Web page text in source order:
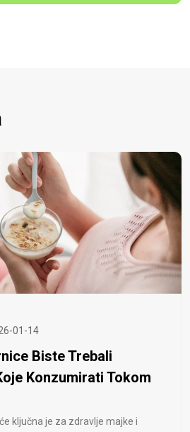
01-14
Biste Trebali
Konzumirati Tokom
ključna je za zdravlje majke i